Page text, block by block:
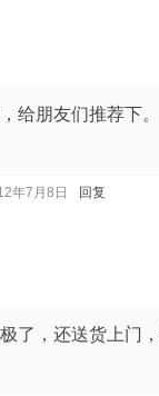
给朋友们推荐下。
年7月8日 回复
了，还送货上门，